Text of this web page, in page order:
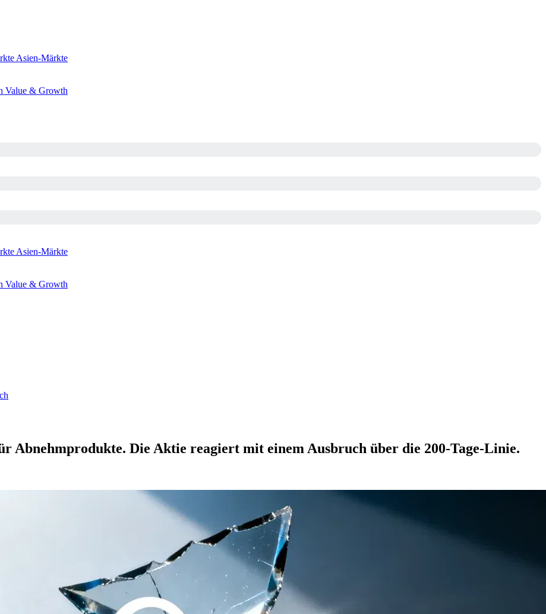
Asien-Märkte
Value & Growth
Asien-Märkte
Value & Growth
Abnehmprodukte. Die Aktie reagiert mit einem Ausbruch über die 200-Tage-Linie.